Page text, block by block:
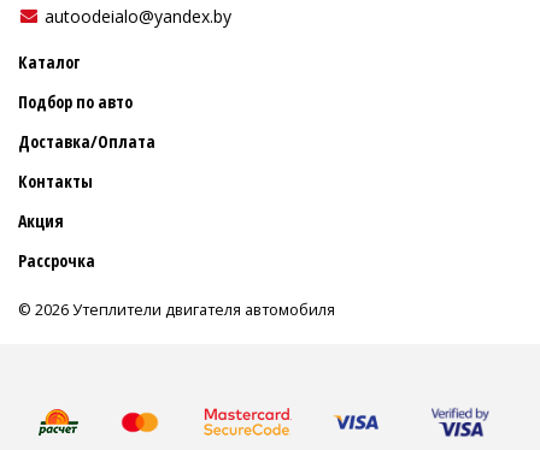
autoodeialo@yandex.by
Каталог
Подбор по авто
Доставка/Оплата
Контакты
Акция
Рассрочка
© 2026 Утеплители двигателя автомобиля